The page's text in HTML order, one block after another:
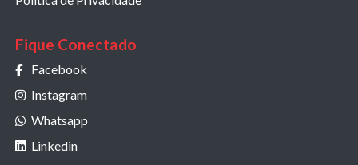
Fique Conectado
Facebook
Instagram
Whatsapp
Linkedin